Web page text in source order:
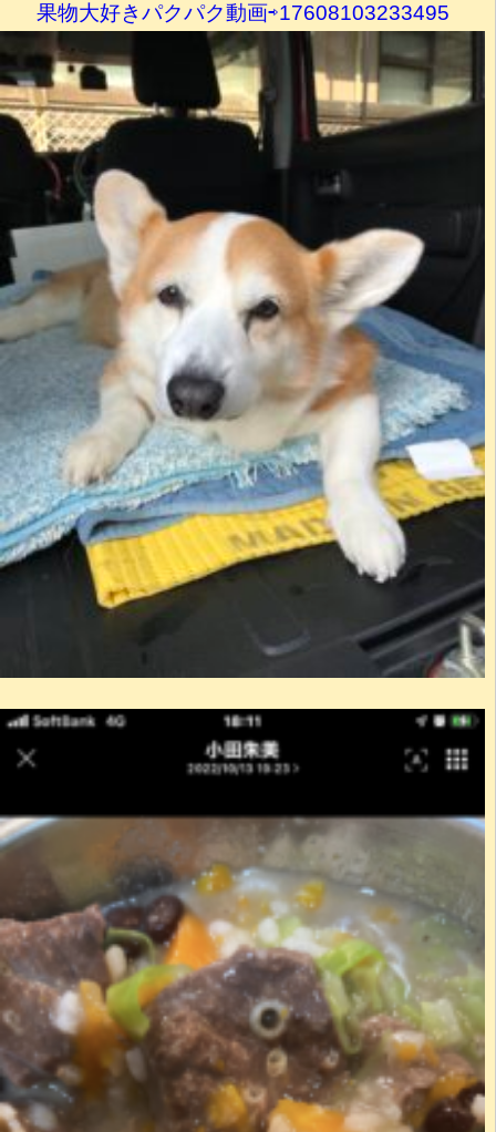
果物大好きパクパク動画⇨17608103233495